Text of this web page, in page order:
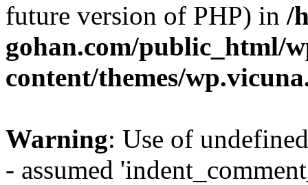
future version of PHP) in /
gohan.com/public_html/
content/themes/
Warning: Use of
- assumed